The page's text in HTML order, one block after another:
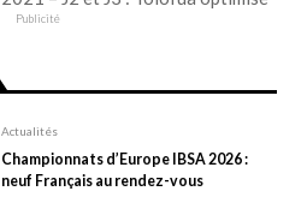
Publicité
Actualités
Championnats d’Europe IBSA 2026 :
neuf Français au rendez-vous